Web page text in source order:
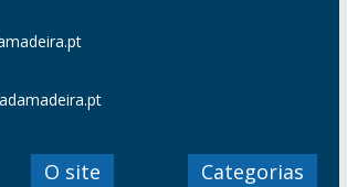
O site Categorias